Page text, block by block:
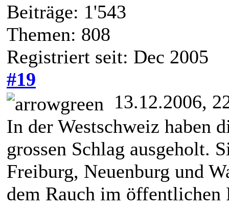
Beiträge: 1'543
Themen: 808
Registriert seit: Dec 2005
#19
13.12.2006,
In der Westschweiz haben
grossen Schlag ausgeholt.
Freiburg, Neuenburg und
dem Rauch im öffentlichen